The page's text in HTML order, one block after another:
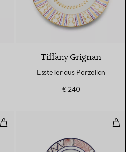
Tiffany Grignan
Essteller aus Porzellan
€ 240
Suppenschüssel aus Porzellan